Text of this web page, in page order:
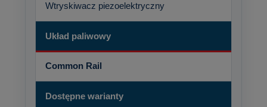
Wtryskiwacz piezoelektryczny
Układ paliwowy
Common Rail
Dostępne warianty